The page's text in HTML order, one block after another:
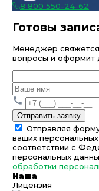
8 800 550-24-62
Готовы
Менеджер свяжется
вопросы и оформит
Отправить заявку
Отправляя
ваших
соответствии с
персональных
обработки
Наша
Лицензия